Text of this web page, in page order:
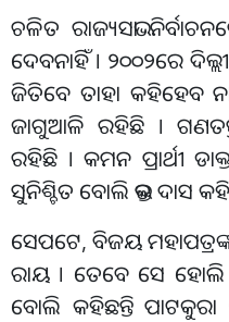
ଚଳିତ ରାଜ୍ୟସଭା
ଦେବନାହିଁ । ୨୦୦୨ରେ
ଜିତିବେ ତାହା କହିହେବ
ଜାଗୁଆଳି ରହିଛି ।
ରହିଛି । କମନ ପ୍ରାର୍ଥୀ
ସୁନିଶ୍ଚିତ ବୋଲି ଭକ୍ତ ଦାସ
ସେପଟେ, ବିଜୟ
ରାୟ । ତେବେ ସେ ହୋଲି
ବୋଲି କହିଛନ୍ତି ପାଟକୁରା